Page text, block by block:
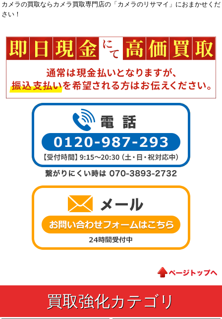
カメラの買取ならカメラ買取専門店の「カメラのリサマイ」におまかせくだ
さい！